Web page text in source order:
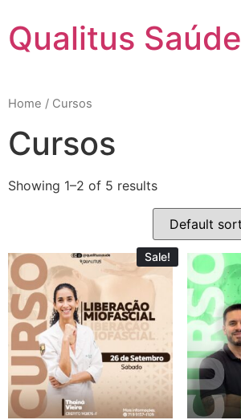
Qualitus Saúde
Home / Cursos
Cursos
Showing 1–2 of 5 results
Sale!